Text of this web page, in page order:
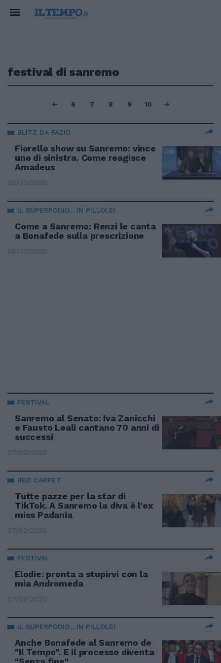
festival di sanremo
6 7 8 9 10
BLITZ DA FAZIO
Fiorello show su Sanremo: vince
uno di sinistra. Come reagisce
Amadeus
08/02/2020
IL SUPERPODIO... IN PILLOLE!
Come a Sanremo: Renzi le canta
a Bonafede sulla prescrizione
08/02/2020
FESTIVAL
Sanremo al Senato: Iva Zanicchi
e Fausto Leali cantano 70 anni di
successi
07/02/2020
RED CARPET
Tutte pazze per la star di
TikTok. A Sanremo la diva è l'ex
miss Padania
07/02/2020
FESTIVAL
Elodie: pronta a stupirvi con la
mia Andromeda
07/02/2020
IL SUPERPODIO... IN PILLOLE!
Anche Bonafede al Sanremo de
"Il Tempo". E il processo diventa